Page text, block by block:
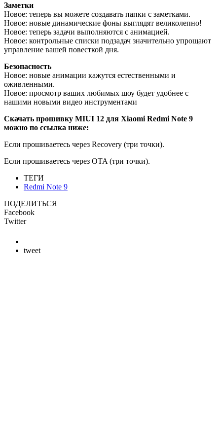
Заметки
Новое: теперь вы можете создавать папки с заметками.
Новое: новые динамические фоны выглядят великолепно!
Новое: теперь задачи выполняются с анимацией.
Новое: контрольные списки подзадач значительно упрощают
управление вашей повесткой дня.
Безопасность
Новое: новые анимации кажутся естественными и
оживленными.
Новое: просмотр ваших любимых шоу будет удобнее с
нашими новыми видео инструментами
Скачать прошивку MIUI 12 для Xiaomi Redmi Note 9
можно по ссылка ниже:
Если прошиваетесь через Recovery (три точки).
Если прошиваетесь через OTA (три точки).
ТЕГИ
Redmi Note 9
ПОДЕЛИТЬСЯ
Facebook
Twitter
tweet